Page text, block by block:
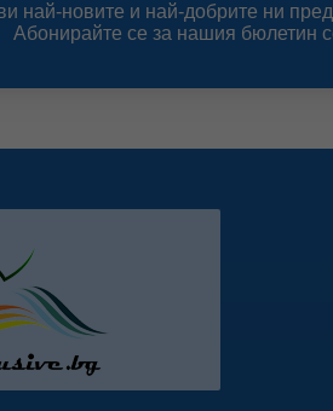
най-новите и най-добрите ни
Абонирайте се за нашия бюлетин